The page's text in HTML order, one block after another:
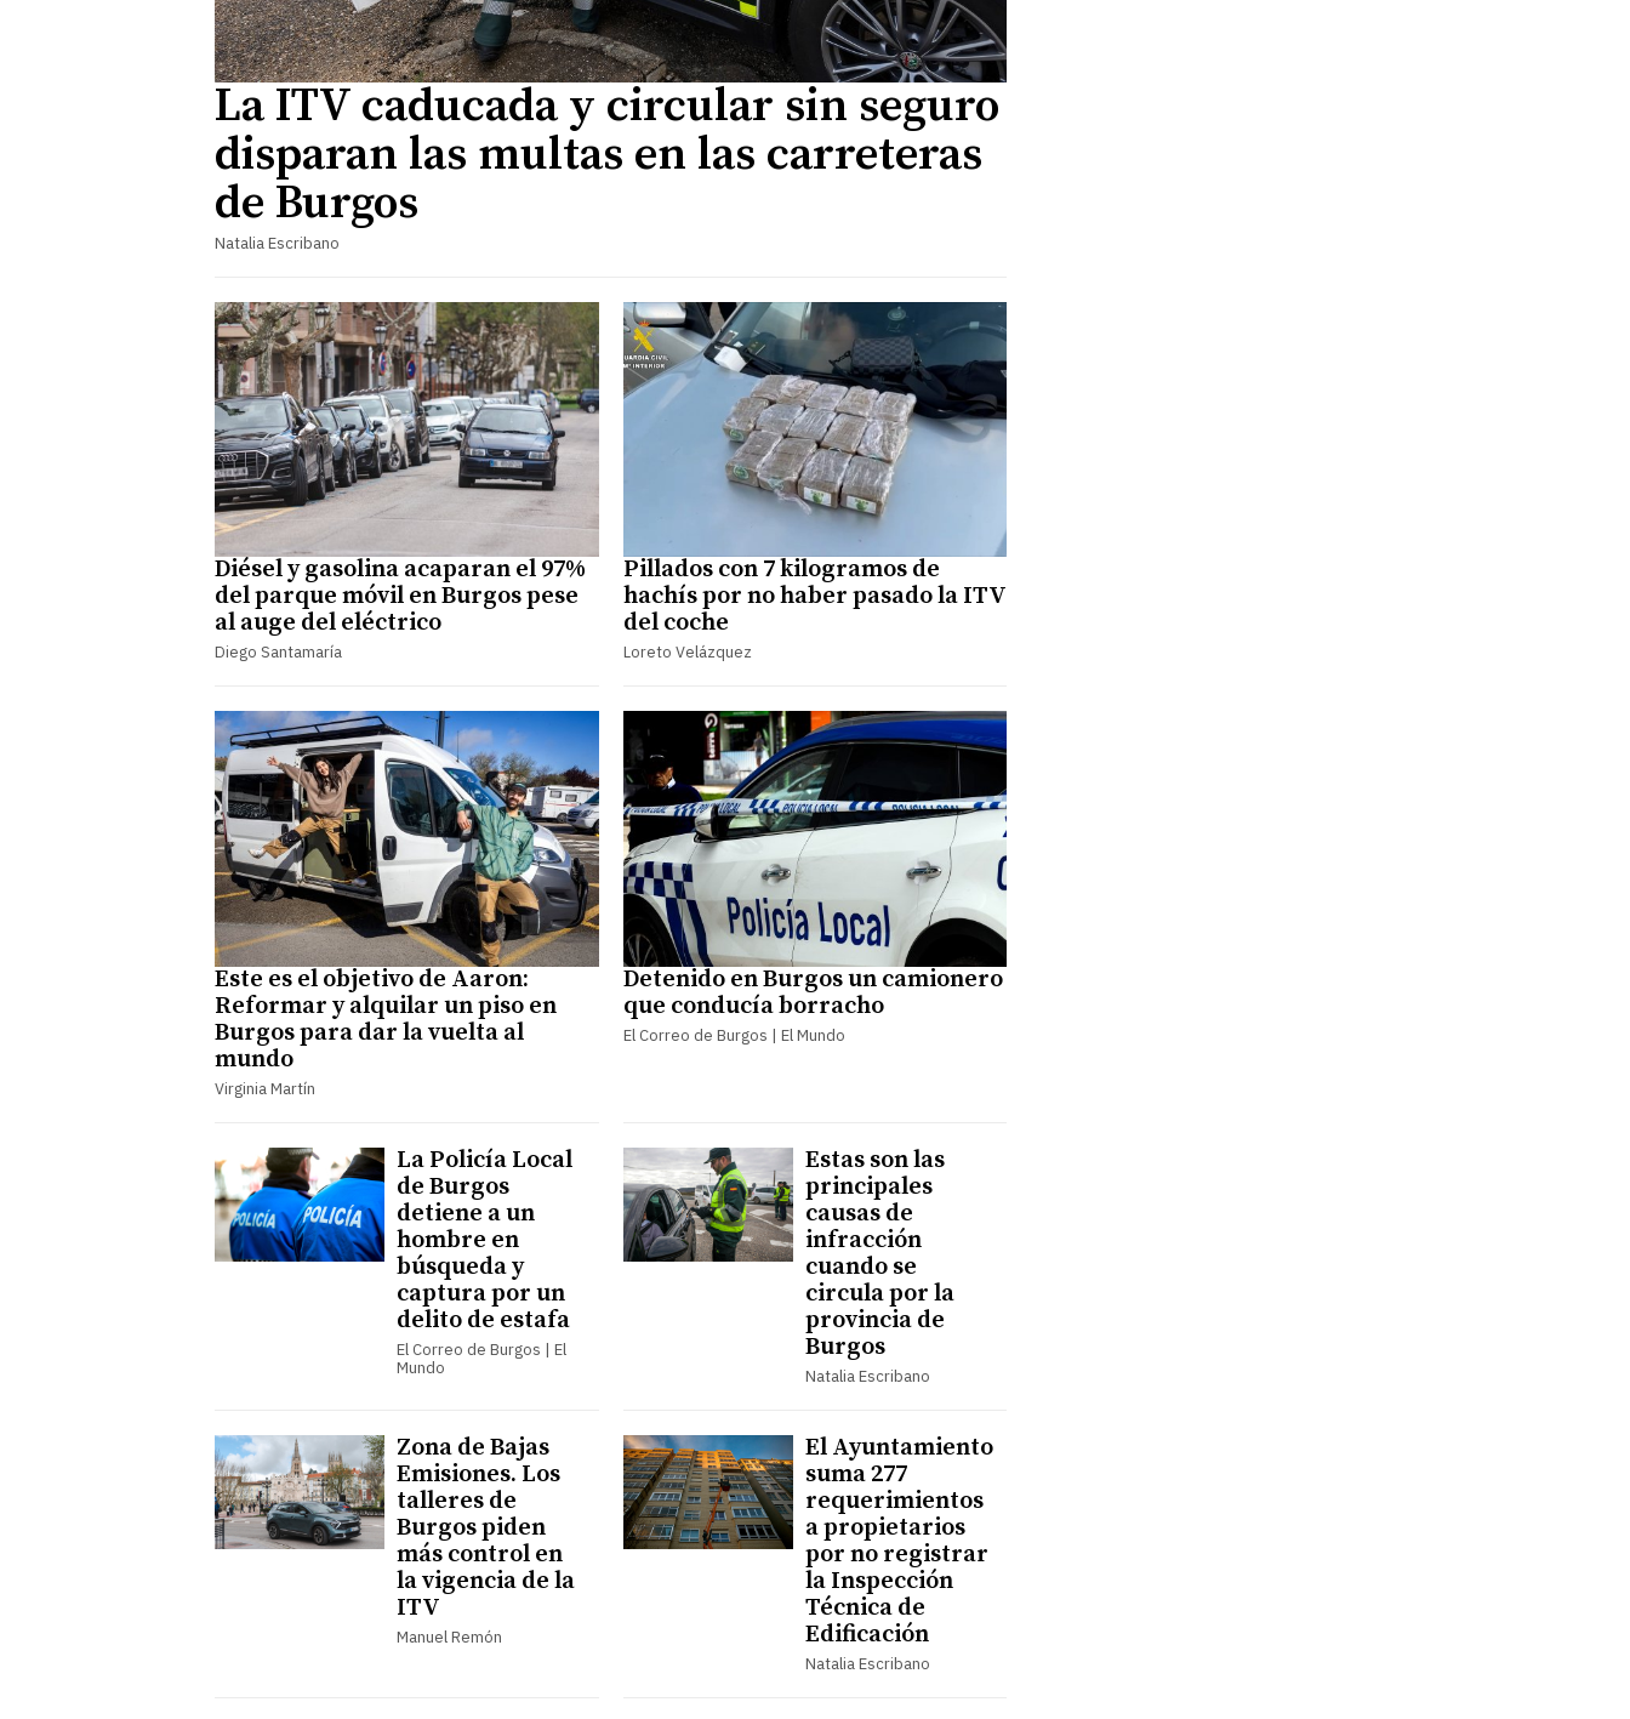
La ITV caducada y circular sin seguro
disparan las multas en las carreteras
de Burgos
Natalia Escribano
Diésel y gasolina acaparan el 97%
del parque móvil en Burgos pese
al auge del eléctrico
Diego Santamaría
Pillados con 7 kilogramos de
hachís por no haber pasado la ITV
del coche
Loreto Velázquez
Este es el objetivo de Aaron:
Reformar y alquilar un piso en
Burgos para dar la vuelta al
mundo
Virginia Martín
Detenido en Burgos un camionero
que conducía borracho
El Correo de Burgos | El Mundo
La Policía Local
de Burgos
detiene a un
hombre en
búsqueda y
captura por un
delito de estafa
El Correo de Burgos | El
Mundo
Estas son las
principales
causas de
infracción
cuando se
circula por la
provincia de
Burgos
Natalia Escribano
Zona de Bajas
Emisiones. Los
talleres de
Burgos piden
más control en
la vigencia de la
ITV
Manuel Remón
El Ayuntamiento
suma 277
requerimientos
a propietarios
por no registrar
la Inspección
Técnica de
Edificación
Natalia Escribano